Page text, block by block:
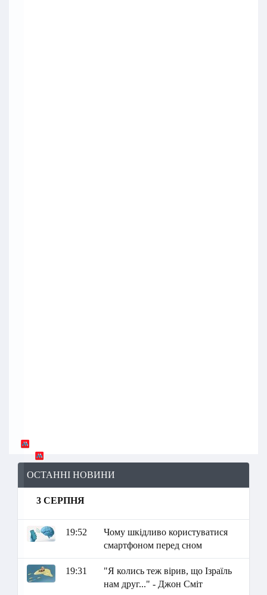
ОСТАННІ НОВИНИ
3 СЕРПНЯ
19:52
Чому шкідливо користуватися
смартфоном перед сном
19:31
"Я колись теж вірив, що Ізраїль
нам друг..." - Джон Сміт